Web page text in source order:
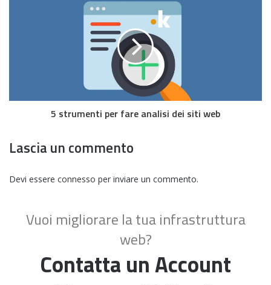
5 strumenti per fare analisi dei siti web
Lascia un commento
Devi essere connesso per inviare un commento.
Vuoi migliorare la tua infrastruttura
web?
Contatta un Account